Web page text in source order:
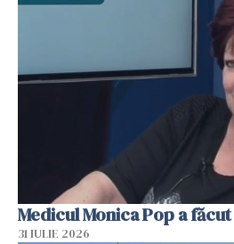
Medicul Monica Pop a făcut
31 IULIE 2026